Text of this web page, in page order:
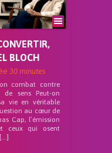
BLOCH
30 minutes
combat contre
sens Peut-on
vie en véritable
au cœur de
Cap, l’émission
ceux qui osent